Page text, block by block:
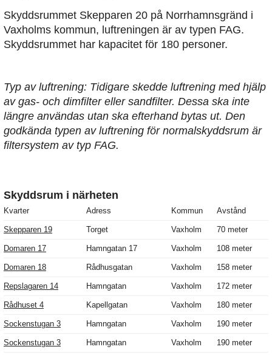
Skyddsrummet Skepparen 20 på Norrhamnsgränd i
Vaxholms kommun, luftreningen är av typen FAG.
Skyddsrummet har kapacitet för 180 personer.
Typ av luftrening: Tidigare skedde luftrening med hjälp
av gas- och dimfilter eller sandfilter. Dessa ska inte
längre användas utan ska efterhand bytas ut. Den
godkända typen av luftrening för normalskyddsrum är
filtersystem av typ FAG.
Skyddsrum i närheten
Kvarter Adress Kommun Avstånd
Skepparen 19 Torget Vaxholm 70 meter
Domaren 17 Hamngatan 17 Vaxholm 108 meter
Domaren 18 Rådhusgatan Vaxholm 158 meter
Repslagaren 14 Hamngatan Vaxholm 172 meter
Rådhuset 4 Kapellgatan Vaxholm 180 meter
Sockenstugan 3 Hamngatan Vaxholm 190 meter
Sockenstugan 3 Hamngatan Vaxholm 190 meter